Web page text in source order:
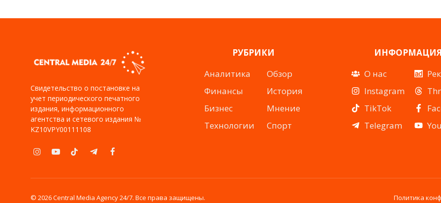
Свидетельство о постановке на
учет периодического печатного
издания, информационного
агентства и сетевого издания №
KZ10VPY00111108
InstagramYouTubeTikTokTelegramFacebook
РУБРИКИ
Аналитика
Финансы
Бизнес
Технологии
Обзор
История
Мнение
Спорт
О нас
Instagram
TikTok
Telegram
© 2026 Central Media Agency 24/7. Все права защищены. Политика